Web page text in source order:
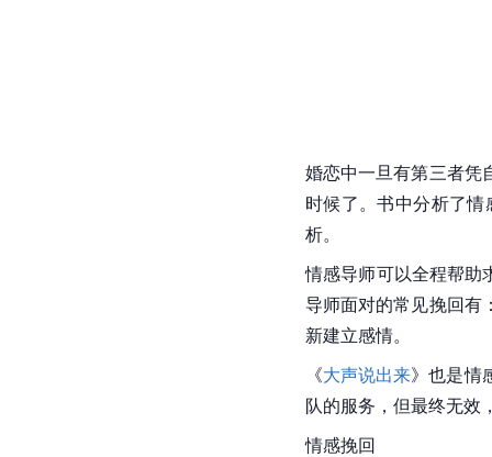
婚恋中一旦有第三者凭
时候了。书中分析了
析。
情感导师可以全程帮助
导师面对的常见挽回有
新建立感情。
《大声说出来》也是情
队的服务，但最终无效
情感挽回